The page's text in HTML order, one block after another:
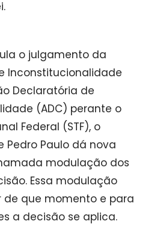
o julgamento da
Inconstitucionalidade
Declaratória de
(ADC) perante o
Federal (STF), o
Pedro Paulo dá nova
modulação dos
Essa modulação
de que momento e para
a decisão se aplica.